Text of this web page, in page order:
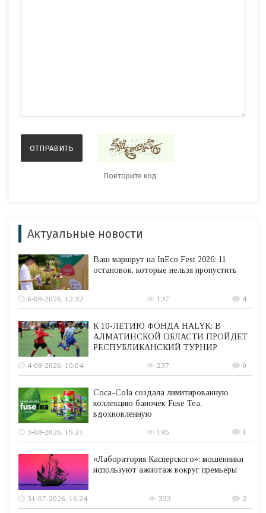
Актуальные новости
Ваш маршрут на InEco Fest 2026: 11
остановок, которые нельзя пропустить
6-08-2026, 12:32 137 4
К 10-ЛЕТИЮ ФОНДА HALYK: В
АЛМАТИНСКОЙ ОБЛАСТИ ПРОЙДЕТ
РЕСПУБЛИКАНСКИЙ ТУРНИР
4-08-2026, 10:04
237 0
Coca-Cola создала лимитированную
коллекцию баночек Fuse Tea,
вдохновленную
3-08-2026, 15:21
195 1
«Лаборатория Касперского»: мошенники
используют ажиотаж вокруг премьеры
31-07-2026, 16:24 333 2